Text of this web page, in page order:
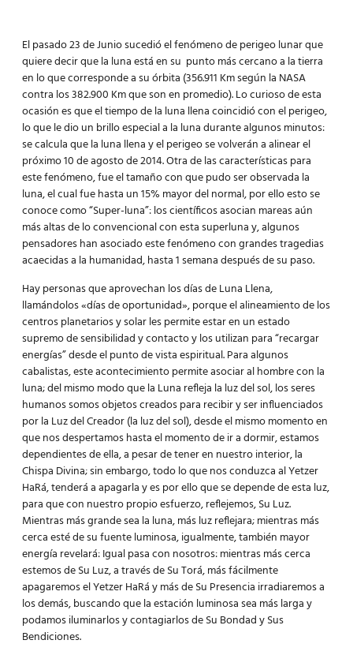
El pasado 23 de Junio sucedió el fenómeno de perigeo lunar que
quiere decir que la luna está en su punto más cercano a la tierra
en lo que corresponde a su órbita (356.911 Km según la NASA
contra los 382.900 Km que son en promedio). Lo curioso de esta
ocasión es que el tiempo de la luna llena coincidió con el perigeo,
lo que le dio un brillo especial a la luna durante algunos minutos:
se calcula que la luna llena y el perigeo se volverán a alinear el
próximo 10 de agosto de 2014. Otra de las características para
este fenómeno, fue el tamaño con que pudo ser observada la
luna, el cual fue hasta un 15% mayor del normal, por ello esto se
conoce como “Super-luna”: los científicos asocian mareas aún
más altas de lo convencional con esta superluna y, algunos
pensadores han asociado este fenómeno con grandes tragedias
acaecidas a la humanidad, hasta 1 semana después de su paso.
Hay personas que aprovechan los días de Luna Llena,
llamándolos «días de oportunidad», porque el alineamiento de los
centros planetarios y solar les permite estar en un estado
supremo de sensibilidad y contacto y los utilizan para “recargar
energías” desde el punto de vista espiritual. Para algunos
cabalistas, este acontecimiento permite asociar al hombre con la
luna; del mismo modo que la Luna refleja la luz del sol, los seres
humanos somos objetos creados para recibir y ser influenciados
por la Luz del Creador (la luz del sol), desde el mismo momento en
que nos despertamos hasta el momento de ir a dormir, estamos
dependientes de ella, a pesar de tener en nuestro interior, la
Chispa Divina; sin embargo, todo lo que nos conduzca alYetzer
HaRá,tenderá a apagarla y es por ello que se depende de esta luz,
para que con nuestro propio esfuerzo, reflejemos, Su Luz.
Mientras más grande sea la luna, más luz reflejara; mientras más
cerca esté de su fuente luminosa, igualmente, también mayor
energía revelará: Igual pasa con nosotros: mientras más cerca
estemos de Su Luz, a través de Su Torá, más fácilmente
apagaremos elYetzer HaRáy más de Su Presencia irradiaremos a
los demás, buscando que la estación luminosa sea más larga y
podamos iluminarlos y contagiarlos de Su Bondad y Sus
Bendiciones.